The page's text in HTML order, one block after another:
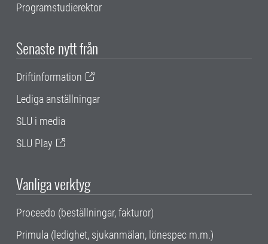
Programstudierektor
Senaste nytt från
Driftinformation
Lediga anställningar
SLU i media
SLU Play
Vanliga verktyg
Proceedo (beställningar, fakturor)
Primula (ledighet, sjukanmälan, lönespec m.m.)